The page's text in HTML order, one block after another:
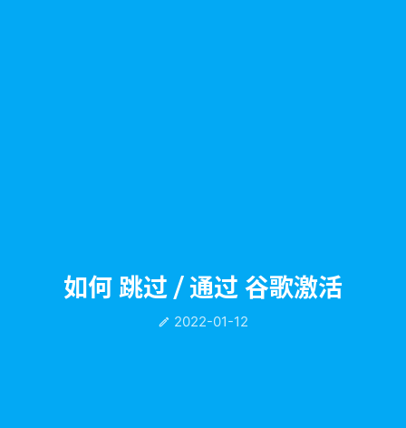
如何 跳过 / 通过 谷歌激活
 2022-01-12